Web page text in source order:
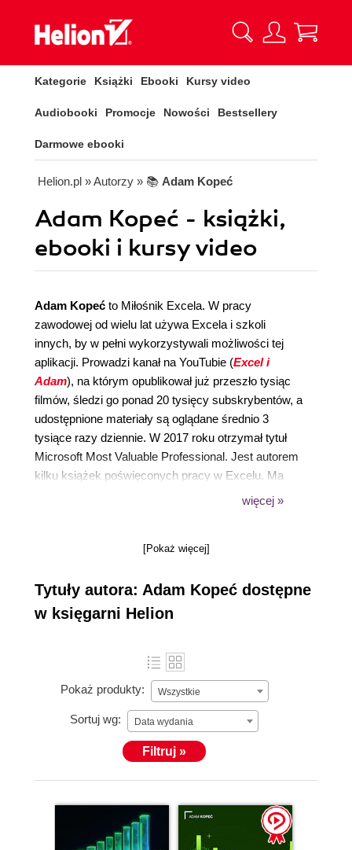
Kategorie Książki Ebooki Kursy video
Audiobooki Promocje Nowości Bestsellery
Darmowe ebooki
Helion.pl » Autorzy » 📚 Adam Kopeć
Adam Kopeć - książki,
ebooki i kursy video
Adam Kopeć to Miłośnik Excela. W pracy
zawodowej od wielu lat używa Excela i szkoli
innych, by w pełni wykorzystywali możliwości tej
aplikacji. Prowadzi kanał na YouTubie (Excel i
Adam), na którym opublikował już przeszło tysiąc
filmów, śledzi go ponad 20 tysięcy subskrybentów, a
udostępnione materiały są oglądane średnio 3
tysiące razy dziennie. W 2017 roku otrzymał tytuł
Microsoft Most Valuable Professional. Jest autorem
kilku książek poświęconych pracy w Excelu. Ma
wieloletnie doświadczenie jako trener. Zdobył
ludzi, którym pomógł rozwiązać problemy z
indywidualnych użytkowników, jak i małe i średnie
firmy, dla których projektował arkusze w Excelu, a
także rozwiązania oparte na Power Query i
podsumowywanie danych sprzedażowych,
tworzenie cenników czy tabel usprawniających
zarządzanie flotą. W trakcie prowadzonych przez
siebie szkoleń pracuje również na plikach
uczestników, dzięki czemu mogą oni nie tylko uczyć
się umiejętności, ale i od razu je wdrażać.
więcej »
[Pokaż więcej]
Tytuły autora: Adam Kopeć dostępne
w księgarni Helion
Pokaż produkty: Wszystkie
Sortuj wg: Data wydania
Filtruj »